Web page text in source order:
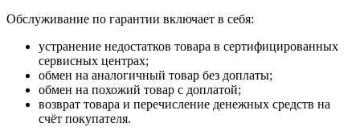
Обслуживание по гарантии включает в себя:
устранение недостатков товара в сертифицированных
сервисных центрах;
обмен на аналогичный товар без доплаты;
обмен на похожий товар с доплатой;
возврат товара и перечисление денежных средств на
счёт покупателя.